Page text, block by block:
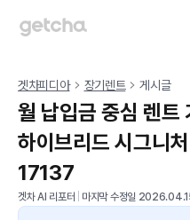
겟차피디아 장기렌트 게시글
월 납입금 중심 렌트
하이브리드 시그니
17137
겟차 AI 리포터 마지막 수정일